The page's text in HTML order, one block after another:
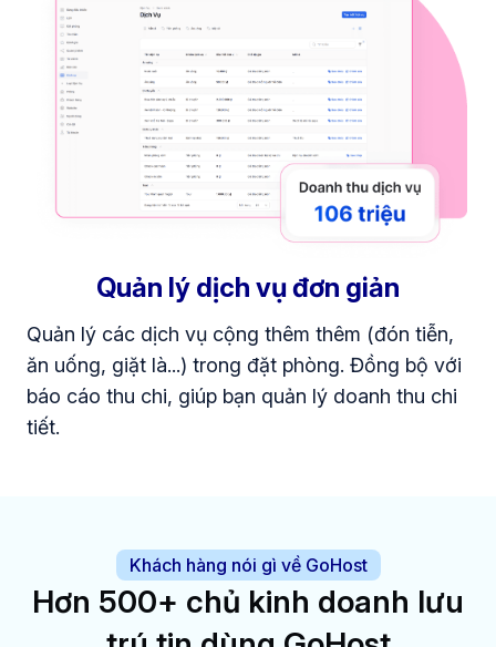
Quản lý dịch vụ đơn giản
Quản lý các dịch vụ cộng thêm thêm (đón tiễn,
ăn uống, giặt là...) trong đặt phòng. Đồng bộ với
báo cáo thu chi, giúp bạn quản lý doanh thu chi
tiết.
Khách hàng nói gì về GoHost
Hơn 500+ chủ kinh doanh lưu